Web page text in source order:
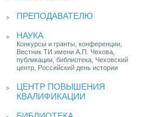
ПРЕПОДАВАТЕЛЮ
НАУКА
Конкурсы и гранты, конференции,
Вестник ТИ имени А.П. Чехова,
публикации, библиотека, Чеховский
центр, Российский день истории
ЦЕНТР ПОВЫШЕНИЯ
КВАЛИФИКАЦИИ